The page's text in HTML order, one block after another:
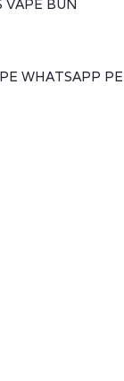
WHATSAPP